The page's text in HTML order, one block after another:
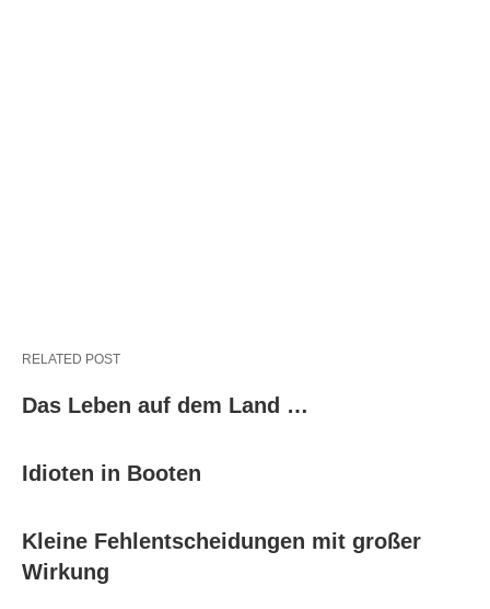
RELATED POST
Das Leben auf dem Land …
Idioten in Booten
Kleine Fehlentscheidungen mit großer
Wirkung